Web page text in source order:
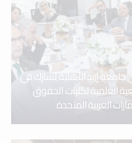
جامعة إربد الأهلية يُشارك في
العلمية لكليات الحقوق
العربية المتحدة